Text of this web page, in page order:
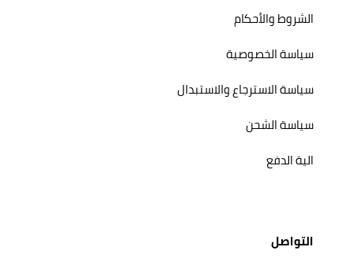
الشروط والأحكام
سياسة الخصوصية
سياسة الاسترجاع والاستبدال
سياسة الشحن
الية الدفع
التواصل